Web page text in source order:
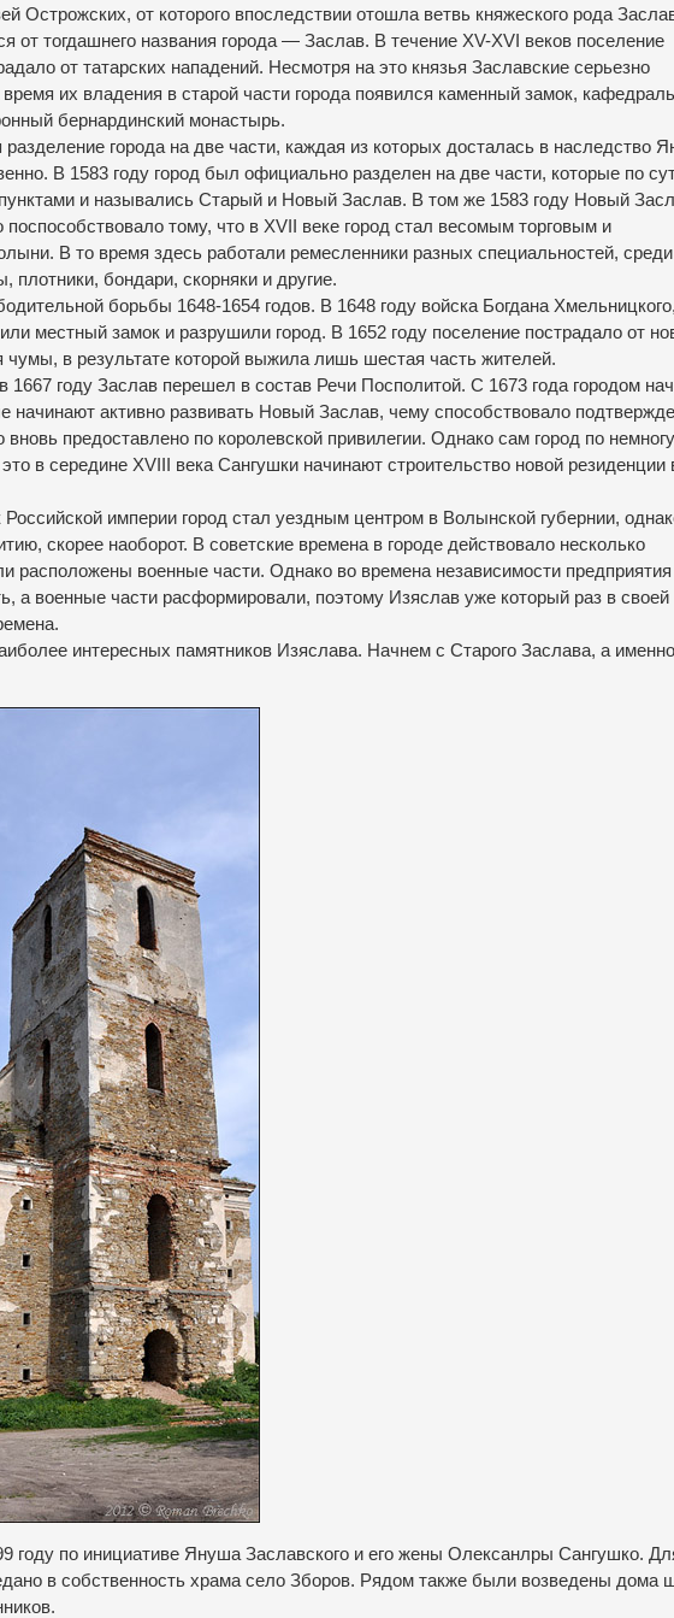
Острожских, от которого впоследствии отошла ветвь княжеского рода
от тогдашнего названия города — Заслав. В течение XV-XVI веков поселение
от татарских нападений. Несмотря на это князья Заславские серьезно
их владения в старой части города появился каменный замок,
бернардинский монастырь.
города на две части, каждая из которых досталась в наследство
В 1583 году город был официально разделен на две части, которые по
и назывались Старый и Новый Заслав. В том же 1583 году Новый
поспособствовало тому, что в XVII веке город стал весомым торговым и
В то время здесь работали ремесленники разных специальностей, среди
плотники, бондари, скорняки и другие.
борьбы 1648-1654 годов. В 1648 году войска Богдана
местный замок и разрушили город. В 1652 году поселение пострадало от
в результате которой выжила лишь шестая часть жителей.
1667 году Заслав перешел в состав Речи Посполитой. С 1673 года городом
начинают активно развивать Новый Заслав, чему способствовало
вновь предоставлено по королевской привилегии. Однако сам город по
в середине XVIII века Сангушки начинают строительство новой резиденции
империи город стал уездным центром в Волынской губернии,
скорее наоборот. В советские времена в городе действовало несколько
расположены военные части. Однако во времена независимости предприятия
а военные части расформировали, поэтому Изяслав уже который раз в своей
интересных памятников Изяслава. Начнем с Старого Заслава, а
году по инициативе Януша Заславского и его жены Олексанлры Сангушко.
в собственность храма село Зборов. Рядом также были возведены дома